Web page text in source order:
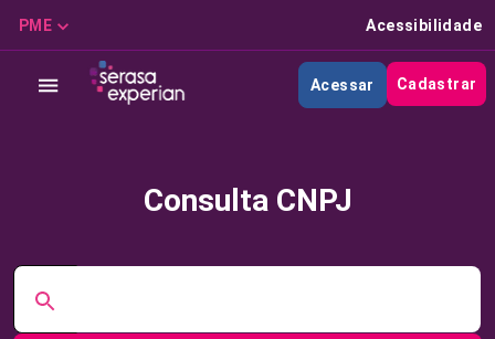
PME Acessibilidade
Acessar Cadastrar
Consulta CNPJ